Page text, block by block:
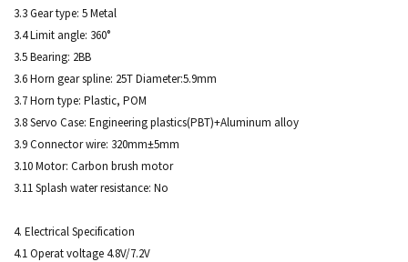
3.3 Gear type: 5 Metal
3.4 Limit angle: 360°
3.5 Bearing: 2BB
3.6 Horn gear spline: 25T Diameter:5.9mm
3.7 Horn type: Plastic, POM
3.8 Servo Case: Engineering plastics(PBT)+Aluminum alloy
3.9 Connector wire: 320mm±5mm
3.10 Motor: Carbon brush motor
3.11 Splash water resistance: No
4. Electrical Specification
4.1 Operat voltage 4.8V/7.2V